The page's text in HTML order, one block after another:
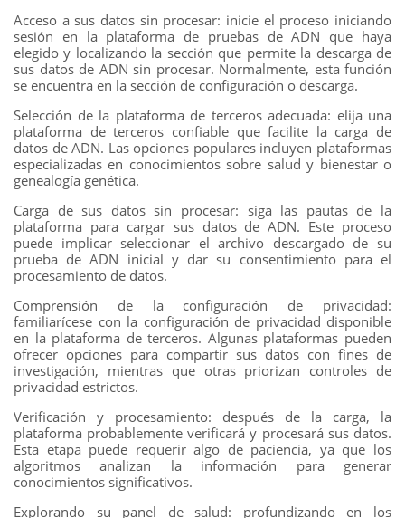
Acceso a sus datos sin procesar: inicie el proceso iniciando
sesión en la plataforma de pruebas de ADN que haya
elegido y localizando la sección que permite la descarga de
sus datos de ADN sin procesar. Normalmente, esta función
se encuentra en la sección de configuración o descarga.
Selección de la plataforma de terceros adecuada: elija una
plataforma de terceros confiable que facilite la carga de
datos de ADN. Las opciones populares incluyen plataformas
especializadas en conocimientos sobre salud y bienestar o
genealogía genética.
Carga de sus datos sin procesar: siga las pautas de la
plataforma para cargar sus datos de ADN. Este proceso
puede implicar seleccionar el archivo descargado de su
prueba de ADN inicial y dar su consentimiento para el
procesamiento de datos.
Comprensión de la configuración de privacidad:
familiarícese con la configuración de privacidad disponible
en la plataforma de terceros. Algunas plataformas pueden
ofrecer opciones para compartir sus datos con fines de
investigación, mientras que otras priorizan controles de
privacidad estrictos.
Verificación y procesamiento: después de la carga, la
plataforma probablemente verificará y procesará sus datos.
Esta etapa puede requerir algo de paciencia, ya que los
algoritmos analizan la información para generar
conocimientos significativos.
Explorando su panel de salud: profundizando en los